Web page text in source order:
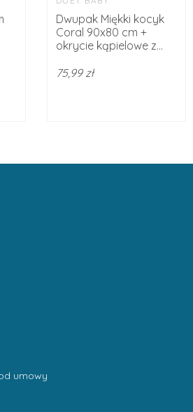
Dwupak Miękki kocyk
Coral 90x80 cm +
okrycie kąpielowe z...
75,99 zł
umowy